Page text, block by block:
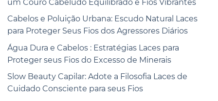
um Couro Cabeludo Equilibrado e Fios Vibrantes
Cabelos e Poluição Urbana: Escudo Natural Laces
para Proteger Seus Fios dos Agressores Diários
Água Dura e Cabelos : Estratégias Laces para
Proteger seus Fios do Excesso de Minerais
Slow Beauty Capilar: Adote a Filosofia Laces de
Cuidado Consciente para seus Fios